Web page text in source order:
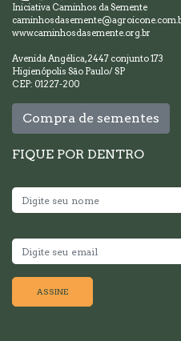
Iniciativa Caminhos da Semente
www.caminhosdasemente.org.br
Avenida Angélica, 2447 conjunto 173
Higienópolis São Paulo/ SP
CEP: 01227-200
Compra de sementes
FIQUE POR DENTRO
ASSINE